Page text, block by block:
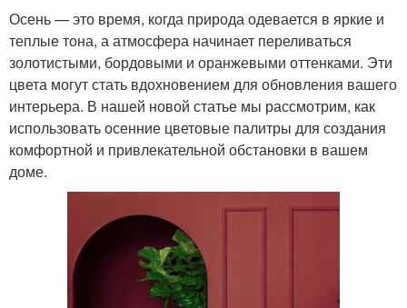
Осень — это время, когда природа одевается в яркие и
теплые тона, а атмосфера начинает переливаться
золотистыми, бордовыми и оранжевыми оттенками. Эти
цвета могут стать вдохновением для обновления вашего
интерьера. В нашей новой статье мы рассмотрим, как
использовать осенние цветовые палитры для создания
комфортной и привлекательной обстановки в вашем
доме.